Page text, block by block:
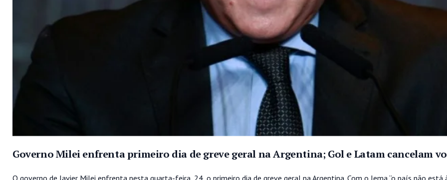
Governo Milei enfrenta primeiro dia de greve geral na Argentina; Gol e Latam cancelam
O governo de Javier Milei enfrenta nesta quarta-feira, 24, o primeiro dia de greve geral na Argentina. Com o lema “o país não está